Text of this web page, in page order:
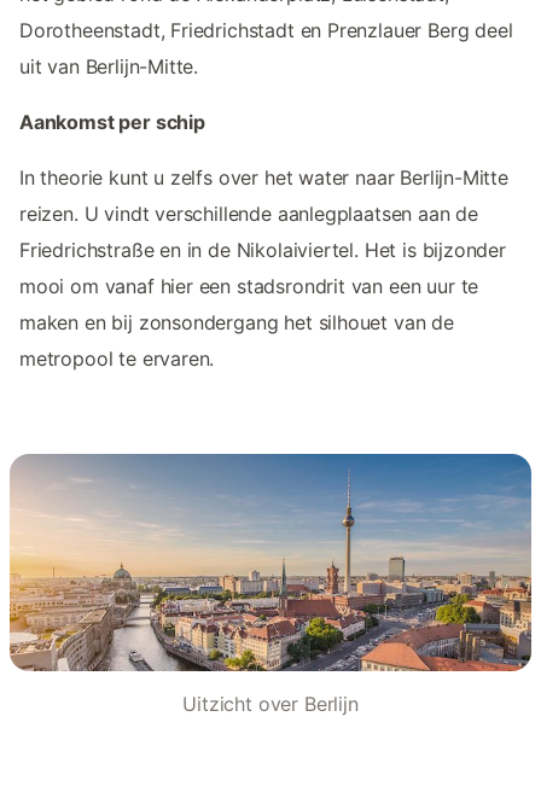
Dorotheenstadt, Friedrichstadt en Prenzlauer Berg deel
uit van Berlijn-Mitte.
Aankomst per schip
In theorie kunt u zelfs over het water naar Berlijn-Mitte
reizen. U vindt verschillende aanlegplaatsen aan de
Friedrichstraße en in de Nikolaiviertel. Het is bijzonder
mooi om vanaf hier een stadsrondrit van een uur te
maken en bij zonsondergang het silhouet van de
metropool te ervaren.
Uitzicht over Berlijn